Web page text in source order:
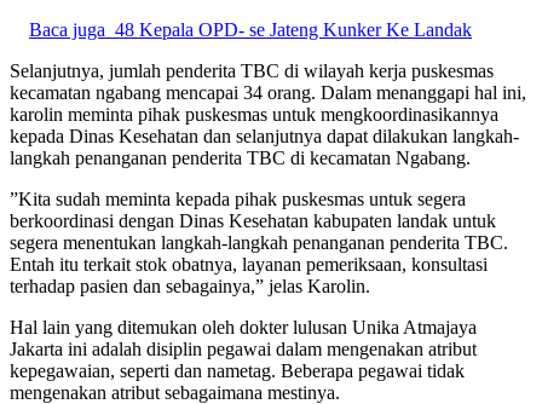
Baca juga 48 Kepala OPD- se Jateng Kunker Ke Landak
Selanjutnya, jumlah penderita TBC di wilayah kerja puskesmas
kecamatan ngabang mencapai 34 orang. Dalam menanggapi hal ini,
karolin meminta pihak puskesmas untuk mengkoordinasikannya
kepada Dinas Kesehatan dan selanjutnya dapat dilakukan langkah-
langkah penanganan penderita TBC di kecamatan Ngabang.
”Kita sudah meminta kepada pihak puskesmas untuk segera
berkoordinasi dengan Dinas Kesehatan kabupaten landak untuk
segera menentukan langkah-langkah penanganan penderita TBC.
Entah itu terkait stok obatnya, layanan pemeriksaan, konsultasi
terhadap pasien dan sebagainya,” jelas Karolin.
Hal lain yang ditemukan oleh dokter lulusan Unika Atmajaya
Jakarta ini adalah disiplin pegawai dalam mengenakan atribut
kepegawaian, seperti dan nametag. Beberapa pegawai tidak
mengenakan atribut sebagaimana mestinya.